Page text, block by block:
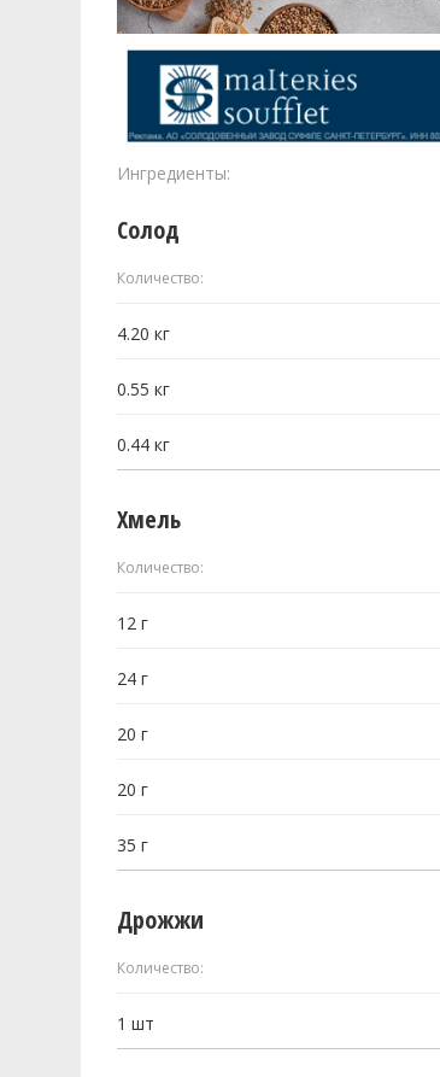
Ингредиенты:
Солод
Количество:
4.20кг
0.55кг
0.44кг
Хмель
Количество:
12г
24г
20г
20г
35г
Дрожжи
Количество:
1шт